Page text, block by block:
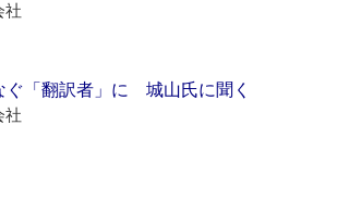
社
ぐ「翻訳者」に 城山氏に聞く
社